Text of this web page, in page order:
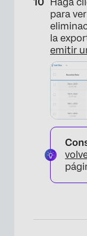
para
la
emitir